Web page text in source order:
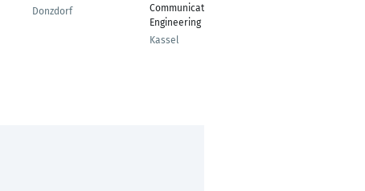
Donzdorf
Communication
Engineering
Kassel